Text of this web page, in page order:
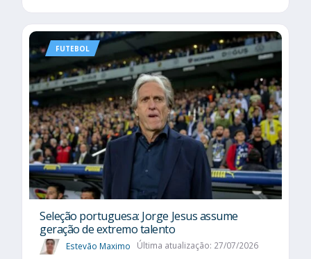
FUTEBOL
Seleção portuguesa: Jorge Jesus assume
geração de extremo talento
Estevão Maximo Última atualização: 27/07/2026